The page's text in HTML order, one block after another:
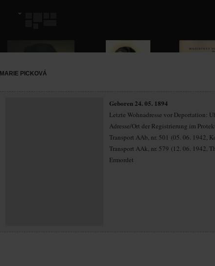
MARIE PICKOVÁ
Geboren 24. 05. 1894
Letzte Wohnadresse vor Deportation:
Adresse/Ort der Registrierung im
Transport AAb, nr. 501 (05. 06. 1942,
Transport AAk, nr. 579 (12. 06. 1942,
Ermordet